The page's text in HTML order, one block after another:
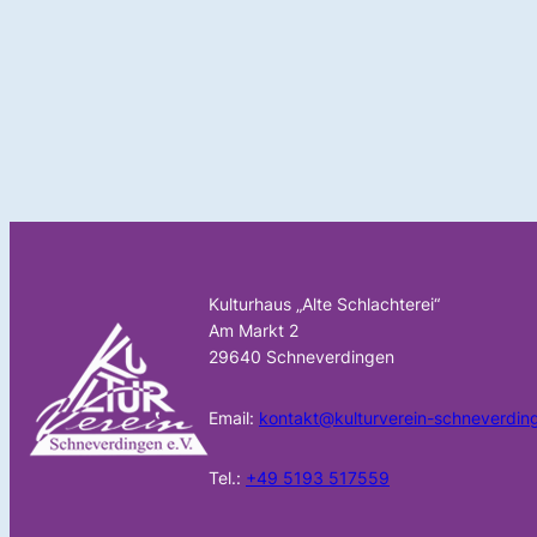
Kulturhaus „Alte Schlachterei“
Am Markt 2
29640 Schneverdingen
Email: kontakt@kulturverein-
Tel.: +49 5193 517559